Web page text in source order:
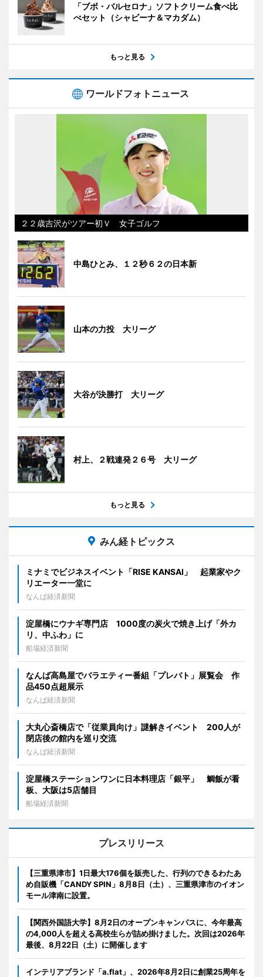
「ブボ・バルセロナ」ソフトクリーム食べ比
べセット（シャビーナ＆マカダム）
もっと見る
ワールドフォトニュース
２２歳吉沢がツアー初Ｖ 女子ゴルフ
中島ひとみ、１２秒６２の日本新
山本の力投 大リーグ
大谷が決勝打 大リーグ
村上、２戦連発２６号 大リーグ
もっと見る
みん経トピックス
ミナミでビジネスイベント「RISE KANSAI」 起業家やク
リエーター一堂に
なんば経済新聞
淀屋橋にウナギ専門店 1000度の炭火で焼き上げ「外カ
リ、中ふわ」に
船場経済新聞
なんば高島屋でバラエティー番組「プレバト」展覧会 作
品450点超展示
なんば経済新聞
大丸心斎橋店で「従業員向け」謎解きイベント 200人が
閉店後の館内を巡り交流
なんば経済新聞
淀屋橋ステーションワンに日本料理店「銀平」 鯛飯が看
板、大阪は5店舗目
船場経済新聞
プレスリリース
【三重県津市】1日最大176個を販売した、行列のできるわたあ
め自販機「CANDY SPIN」8月8日（土）、三重県津市のイオン
モール津南に設置。
【関西外国語大学】8月2日のオープンキャンパスに、今年最高
の4,000人を超える高校生らが詰め掛けました。次回は2026年
最後、8月22日（土）に開催します
インテリアブランド「a.flat」、2026年8月2日に創業25周年を